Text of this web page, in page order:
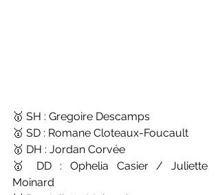
🥇 SH : Gregoire Descamps
🥇 SD : Romane Cloteaux-Foucault
🥇 DH : Jordan Corvée
🥇 DD : Ophelia Casier / Juliette
Moinard